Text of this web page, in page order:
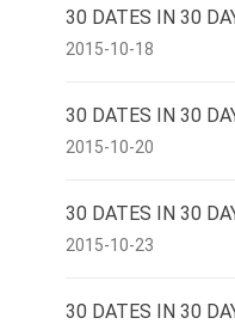
30 DATES IN 30
2015-10-18
30 DATES IN 30
2015-10-20
30 DATES IN 30
2015-10-23
30 DATES IN 30